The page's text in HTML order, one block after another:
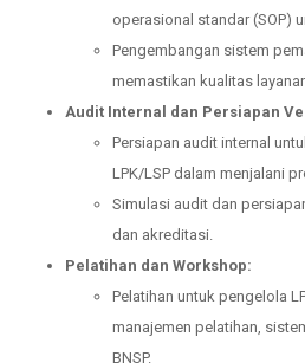
operasional standar (SOP)
Pengembangan sistem
memastikan kualitas
Audit Internal dan Persiapan
Persiapan audit internal
LPK/LSP dalam menjalani
Simulasi audit dan
dan akreditasi.
Pelatihan dan Workshop:
Pelatihan untuk pengelola
manajemen pelatihan,
BNSP.